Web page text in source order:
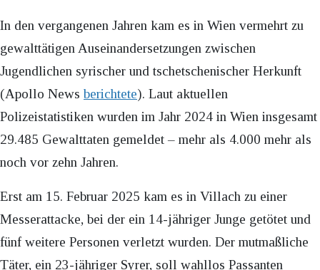
In den vergangenen Jahren kam es in Wien vermehrt zu
gewalttätigen Auseinandersetzungen zwischen
Jugendlichen syrischer und tschetschenischer Herkunft
(Apollo Newsberichtete). Laut aktuellen
Polizeistatistiken wurden im Jahr 2024 in Wien insgesamt
29.485 Gewalttaten gemeldet – mehr als 4.000 mehr als
noch vor zehn Jahren.
Erst am 15. Februar 2025 kam es in Villach zu einer
Messerattacke, bei der ein 14-jähriger Junge getötet und
fünf weitere Personen verletzt wurden. Der mutmaßliche
Täter, ein 23-jähriger Syrer, soll wahllos Passanten